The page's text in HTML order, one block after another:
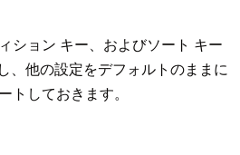
ション キー、およびソート キー
、他の設定をデフォルトのままに
トしておきます。